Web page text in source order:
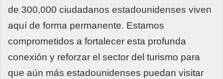
de 300,000 ciudadanos estadounidenses viven
aquí de forma permanente. Estamos
comprometidos a fortalecer esta profunda
conexión y reforzar el sector del turismo para
que aún más estadounidenses puedan visitar